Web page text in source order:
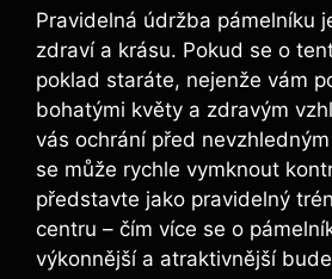
Pravidelná údržba pámelníku
zdraví a krásu. Pokud se o
poklad staráte, nejenže vám
bohatými květy a zdravým
vás ochrání před
se může rychle vymknout
představte jako pravidelný
centru – čím více se o
výkonnější a atraktivnější